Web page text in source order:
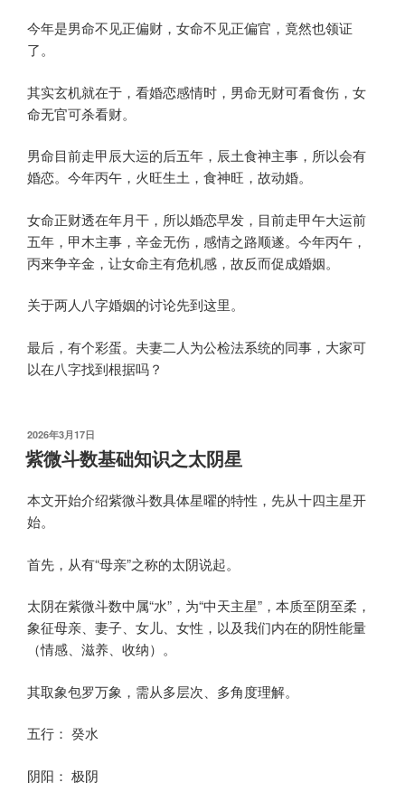
今年是男命不见正偏财，女命不见正偏官，竟然也领证
了。
其实玄机就在于，看婚恋感情时，男命无财可看食伤，女
命无官可杀看财。
男命目前走甲辰大运的后五年，辰土食神主事，所以会有
婚恋。今年丙午，火旺生土，食神旺，故动婚。
女命正财透在年月干，所以婚恋早发，目前走甲午大运前
五年，甲木主事，辛金无伤，感情之路顺遂。今年丙午，
丙来争辛金，让女命主有危机感，故反而促成婚姻。
关于两人八字婚姻的讨论先到这里。
最后，有个彩蛋。夫妻二人为公检法系统的同事，大家可
以在八字找到根据吗？
发
布
于
2026年3月17日
紫微斗数基础知识之太阴星
本文开始介绍紫微斗数具体星曜的特性，先从十四主星开
始。
首先，从有“母亲”之称的太阴说起。
太阴在紫微斗数中属“水”，为“中天主星”，本质至阴至柔，
象征母亲、妻子、女儿、女性，以及我们内在的阴性能量
（情感、滋养、收纳）。
其取象包罗万象，需从多层次、多角度理解。
五行： 癸水
阴阳： 极阴